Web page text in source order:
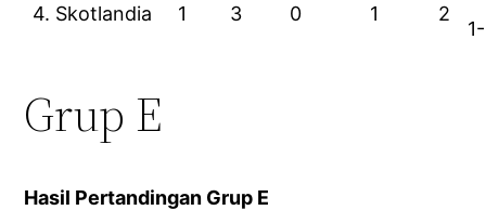
4. Skotlandia 1 3 0 1 2
Grup E
Hasil Pertandingan Grup E